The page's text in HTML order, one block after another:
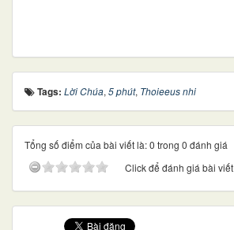
Tags: Lời Chúa, 5 phút, Thoieeus nhi
Tổng số điểm của bài viết là: 0 trong 0 đánh giá
Click để đánh giá bài viết